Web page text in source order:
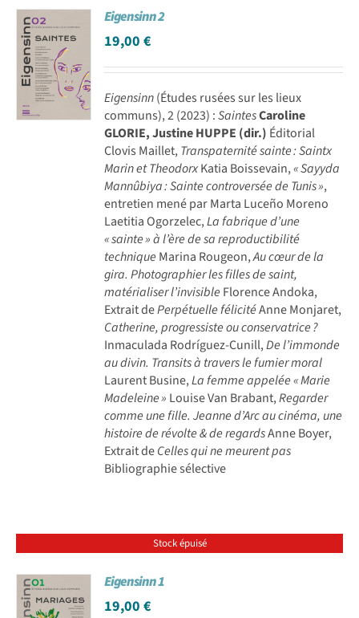
Achat en ligne
Panier WooCommerce
Eigensinn 2
19,00€
Eigensinn(Études rusées sur les lieux
communs), 2 (2023) :SaintesCaroline
GLORIE, Justine HUPPE (dir.) Éditorial
Clovis Maillet,Transpaternité sainte : Saintx
Marin et TheodorxKatia Boissevain,« Sayyda
Mannûbiya : Sainte controversée de Tunis »,
entretien mené par Marta Luceño Moreno
Laetitia Ogorzelec,La fabrique d’une
« sainte » à l’ère de sa reproductibilité
technique Marina Rougeon,Au cœur de la
gira. Photographier les filles de saint,
matérialiser l’invisible Florence Andoka,
Extrait dePerpétuelle félicitéAnne Monjaret,
Catherine, progressiste ou conservatrice ?
Inmaculada Rodríguez-Cunill,De l’immonde
au divin. Transits à travers le fumier moral
Laurent Busine,La femme appelée « Marie
Madeleine » Louise Van Brabant,Regarder
comme une fille. Jeanne d’Arc au cinéma, une
histoire de révolte & de regardsAnne Boyer,
Extrait deCelles qui ne meurent pas
Bibliographie sélective
Stock épuisé
Eigensinn 1
19,00€